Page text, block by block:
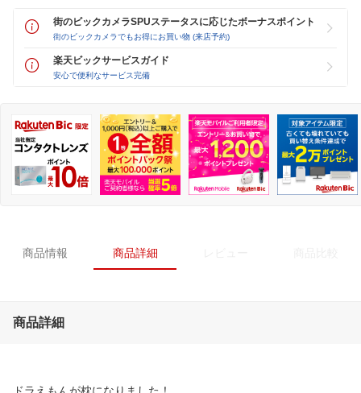
街のビックカメラSPUステータスに応じたボーナスポイント
街のビックカメラでもお得にお買い物 (来店予約)
楽天ビックサービスガイド
安心で便利なサービス完備
商品情報 商品詳細
商品詳細
ドラえもんが枕になりました！